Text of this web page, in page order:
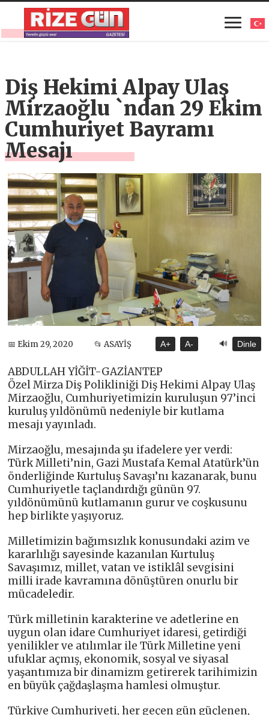
Diş Hekimi Alpay Ulaş
Mirzaoğlu `ndan 29 Ekim
Cumhuriyet Bayramı
Mesajı
📅 Ekim 29, 2020 📂 ASAYİŞ A+ A- 🔊 Dinle
ABDULLAH YİĞİT-GAZİANTEP
Özel Mirza Diş Polikliniği Diş Hekimi Alpay Ulaş
Mirzaoğlu, Cumhuriyetimizin kuruluşun 97’inci
kuruluş yıldönümü nedeniyle bir kutlama
mesajı yayınladı.
Mirzaoğlu, mesajında şu ifadelere yer verdi:
Türk Milleti’nin, Gazi Mustafa Kemal Atatürk’ün
önderliğinde Kurtuluş Savaşı’nı kazanarak, bunu
Cumhuriyetle taçlandırdığı günün 97.
yıldönümünü kutlamanın gurur ve coşkusunu
hep birlikte yaşıyoruz.
Milletimizin bağımsızlık konusundaki azim ve
kararlılığı sayesinde kazanılan Kurtuluş
Savaşımız, millet, vatan ve istiklâl sevgisini
milli irade kavramına dönüştüren onurlu bir
mücadeledir.
Türk milletinin karakterine ve adetlerine en
uygun olan idare Cumhuriyet idaresi, getirdiği
yenilikler ve atılımlar ile Türk Milletine yeni
ufuklar açmış, ekonomik, sosyal ve siyasal
yaşantımıza bir dinamizm getirerek tarihimizin
en büyük çağdaşlaşma hamlesi olmuştur.
Türkiye Cumhuriyeti, her geçen gün güçlenen,